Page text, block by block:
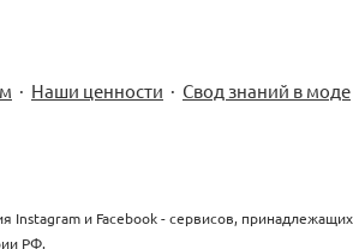
· Наши ценности · Свод знаний в моде
Instagram и Facebook - сервисов,
РФ.